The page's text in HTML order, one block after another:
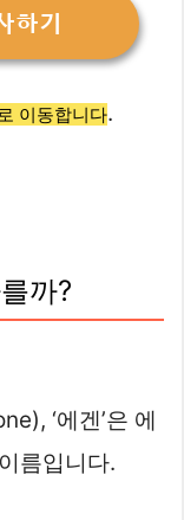
기
이동합니다.
까?
‘에겐’은 에
름입니다.